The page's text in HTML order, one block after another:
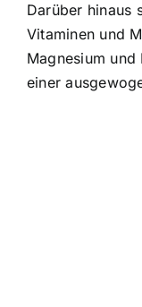
Darüber hinaus
Vitaminen und
Magnesium
einer